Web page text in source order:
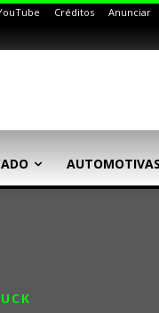
Créditos Anunciar
AUTOMOTIVAS